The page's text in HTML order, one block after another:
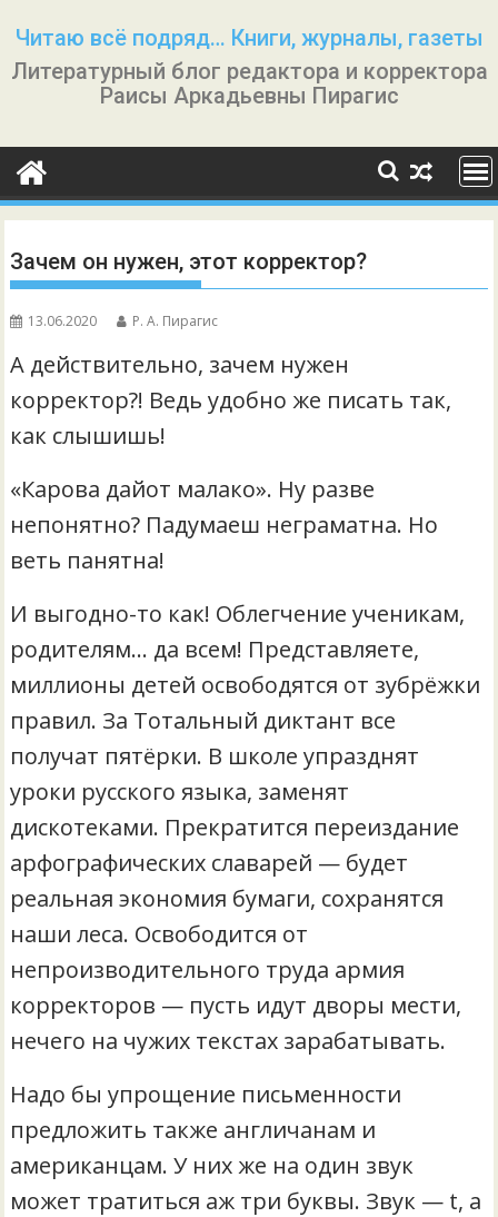
содержимому
Читаю всё подряд… Книги, журналы, газеты
Литературный блог редактора и корректора
Раисы Аркадьевны Пирагис
Зачем он нужен, этот корректор?
13.06.2020 Р. А. Пирагис
А действительно, зачем нужен
корректор?! Ведь удобно же писать так,
как слышишь!
«Карова дайот малако». Ну разве
непонятно? Падумаеш неграматна. Но
веть панятна!
И выгодно-то как! Облегчение ученикам,
родителям… да всем! Представляете,
миллионы детей освободятся от зубрёжки
правил. За Тотальный диктант все
получат пятёрки. В школе упразднят
уроки русского языка, заменят
дискотеками. Прекратится переиздание
арфографических славарей — будет
реальная экономия бумаги, сохранятся
наши леса. Освободится от
непроизводительного труда армия
корректоров — пусть идут дворы мести,
нечего на чужих текстах зарабатывать.
Надо бы упрощение письменности
предложить также англичанам и
американцам. У них же на один звук
может тратиться аж три буквы. Звук — t, а